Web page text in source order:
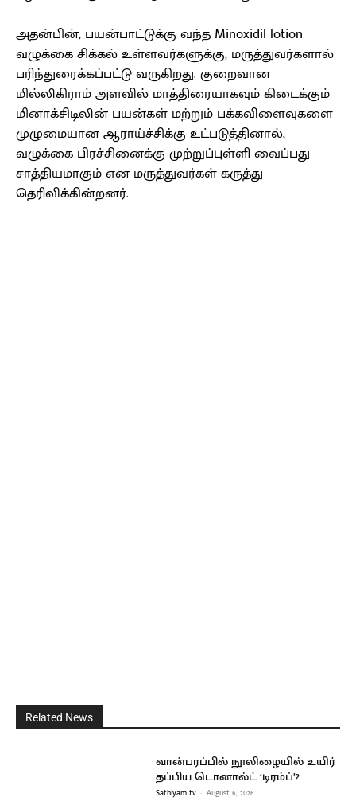
அதன்பின், பயன்பாட்டுக்கு வந்த Minoxidil lotion
வழுக்கை சிக்கல் உள்ளவர்களுக்கு, மருத்துவர்களால்
பரிந்துரைக்கப்பட்டு வருகிறது. குறைவான
மில்லிகிராம் அளவில் மாத்திரையாகவும் கிடைக்கும்
மினாக்சிடிலின் பயன்கள் மற்றும் பக்கவிளைவுகளை
முழுமையான ஆராய்ச்சிக்கு உட்படுத்தினால்,
வழுக்கை பிரச்சினைக்கு முற்றுப்புள்ளி வைப்பது
சாத்தியமாகும் என மருத்துவர்கள் கருத்து
தெரிவிக்கின்றனர்.
Related News
வான்பரப்பில் நூலிழையில் உயிர்
தப்பிய டொனால்ட் ‘டிரம்ப்’?
Sathiyam tv - August 6, 2026